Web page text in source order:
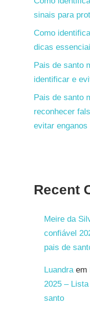
sinais para
Como
dicas
Pais de santo
identificar e
Pais de santo
reconhecer
evitar enganos
Recent
Meire da
confiável
pais de
Luandraem
2025 –
santo